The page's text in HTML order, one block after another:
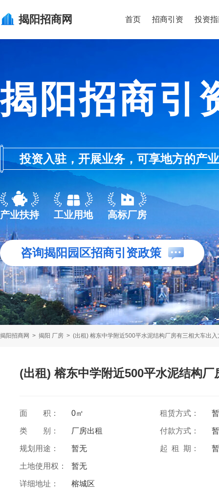
揭阳招商网 首页 招商引资 投资
揭阳招商引
投资入驻，开展业务，可享地方的产
产业扶持 工业用地 高标厂房
咨询揭阳园区招商引资政策
揭阳招商网 > 揭阳 厂房 > (出租) 榕东中学附近500平水泥结构厂房有三相大车出入
(出租) 榕东中学附近500平水泥结构
面 积： 0㎡ 租赁方式：
类 别： 厂房出租 付款方式：
规划用途： 暂无 起 租 期：
土地使用权： 暂无
详细地址： 榕城区